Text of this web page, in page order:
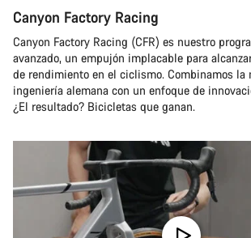
Canyon Factory Racing
Canyon Factory Racing (CFR) es nuestro
avanzado, un empujón implacable para
de rendimiento en el ciclismo. Combinamos la
ingeniería alemana con un enfoque de
¿El resultado? Bicicletas que ganan.